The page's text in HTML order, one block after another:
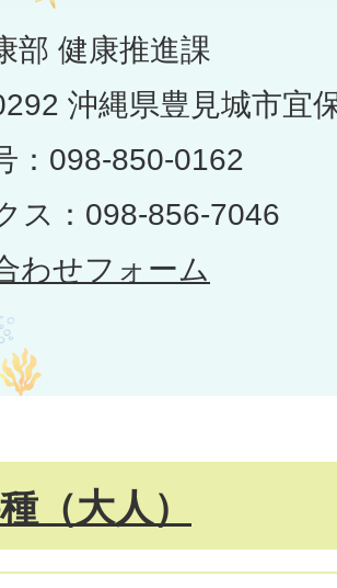
部 健康推進課
沖縄県豊見城市宜
：098-850-0162
ス：098-856-7046
わせフォーム
（大人）